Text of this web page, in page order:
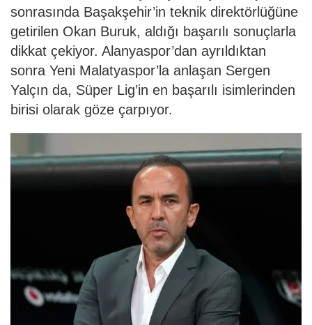
sonrasında Başakşehir’in teknik direktörlüğüne
getirilen Okan Buruk, aldığı başarılı sonuçlarla
dikkat çekiyor. Alanyaspor’dan ayrıldıktan
sonra Yeni Malatyaspor’la anlaşan Sergen
Yalçın da, Süper Lig’in en başarılı isimlerinden
birisi olarak göze çarpıyor.